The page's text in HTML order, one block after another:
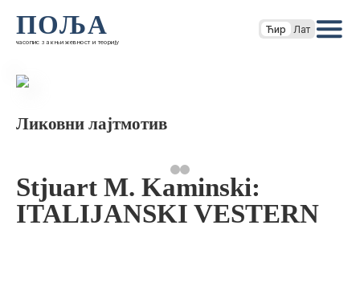
ПОЉА
часопис за књижевност и теорију
Ћир Лат
Ликовни лајтмотив
Stjuart M. Kaminski:
ITALIJANSKI VESTERN